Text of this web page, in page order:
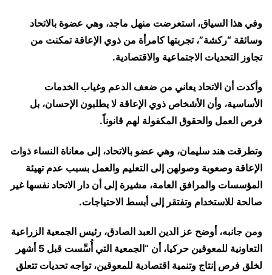
وفي هذا السياق، استعرضت منهل ماجد، وهي عضوة بالاتحاد
وسائقة “ركشة”، تجربتها كامرأة من ذوي الإعاقة تمكنت من
تجاوز التحديات الاجتماعية والاقتصادية.
وأكدت أن الاتحاد يعاني من ضعف الدعم وغياب الخدمات
الأساسية، وأن الأشخاص ذوي الإعاقة لا يطلبون الإحسان، بل
فرص العمل والحقوق المكفولة لهم قانوناً.
وتطرقت هند سليمان، وهي عضو بالاتحاد، إلى معاناة النساء ذوات
الإعاقة وصعوبة وصولهن إلى التعليم والعمل بسبب عدم تهيئة
المؤسسات والمرافق العامة، مشيرة إلى أن دار الاتحاد نفسها غير
صالحة للاستخدام وتفتقر إلى أبسط الاحتياجات.
ومن جانبه، أوضح عز الدين العبد الصادق، رئيس الجمعية الزراعية
التعاونية للمعوقين حركيا، أن “الجمعية التي أُسِّست قبل 5 أشهر
لخلق فرص إنتاج وتنمية اقتصادية للمعوقين، تواجه تحديات تتعلق